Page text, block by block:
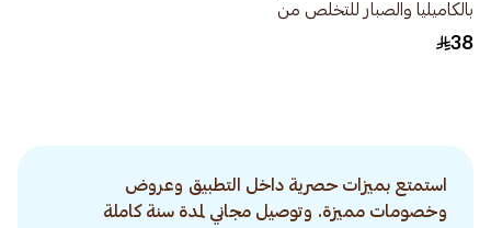
بالكاميليا والصبار للتخلص من
السموم 500مل
38
استمتع بميزات حصرية داخل التطبيق وعروض
وخصومات مميزة. وتوصيل مجاني لمدة سنة كاملة